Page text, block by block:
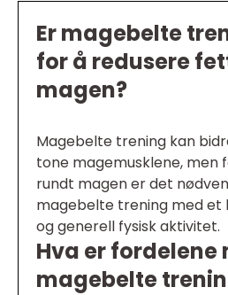
Er magebelte
for å redusere
magen?
Magebelte trening kan
tone magemusklene, men
rundt magen er det
magebelte trening med et
og generell fysisk aktivitet.
Hva er fordelene
magebelte